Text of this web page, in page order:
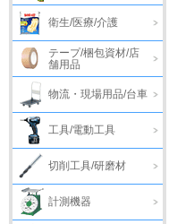
衛生/医療/介護
テープ/梱包資材/店
舗用品
物流・現場用品/台車
工具/電動工具
切削工具/研磨材
計測機器